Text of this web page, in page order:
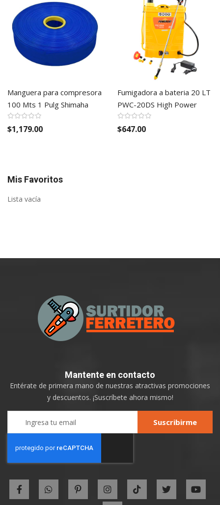
Manguera para compresora
100 Mts 1 Pulg Shimaha
$1,179.00
Fumigadora a bateria 20 LT
PWC-20DS High Power
$647.00
Mis Favoritos
Lista vacía
Mantente en contacto
Entérate de primera mano de nuestras atractivas promociones
y descuentos. ¡Suscríbete ahora mismo!
Newsletter:
Suscribirme